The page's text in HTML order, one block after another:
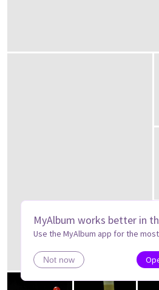
MyAlbum works better in
Use the MyAlbum app for the
Not now